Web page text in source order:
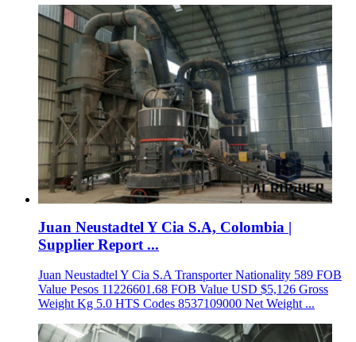
Juan Neustadtel Y Cia S.A, Colombia |
Supplier Report ...
Juan Neustadtel Y Cia S.A Transporter Nationality 589 FOB
Value Pesos 11226601.68 FOB Value USD $5,126 Gross
Weight Kg 5.0 HTS Codes 8537109000 Net Weight ...